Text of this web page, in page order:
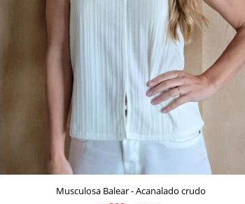
Musculosa Balear - Acanalado crudo